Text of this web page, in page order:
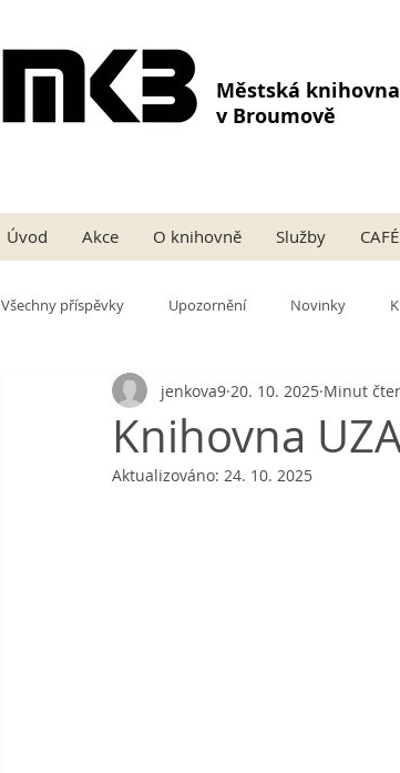
Městská knihovna
v Broumově
Úvod Akce O knihovně Služby
Všechny příspěvky Upozornění Novinky
Knihovna
jenkova9 20. 10. 2025 Minut
Aktualizováno: 24. 10. 2025